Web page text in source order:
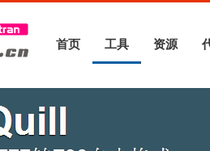
首页 工具 资源